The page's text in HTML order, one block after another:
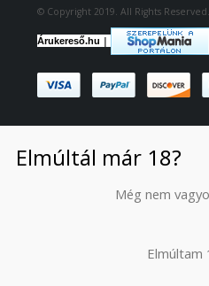
© Copyright 2019. All Rights
Árukereső.hu |
Elmúltál már 18?
Még nem
Elmúltam